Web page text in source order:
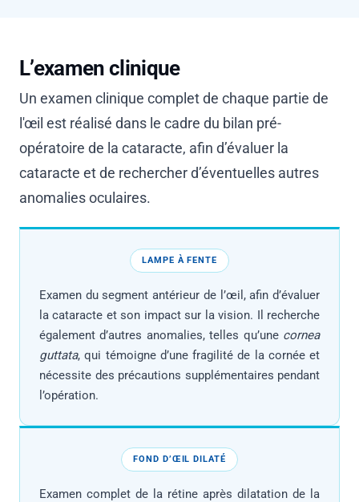
L’examen clinique
Un examen clinique complet de chaque partie de
l'œil est réalisé dans le cadre du bilan pré-
opératoire de la cataracte, afin d’évaluer la
cataracte et de rechercher d’éventuelles autres
anomalies oculaires.
LAMPE À FENTE
Examen du segment antérieur de l’œil, afin d’évaluer
la cataracte et son impact sur la vision. Il recherche
également d’autres anomalies, telles qu’une cornea
guttata, qui témoigne d’une fragilité de la cornée et
nécessite des précautions supplémentaires pendant
l’opération.
FOND D’ŒIL DILATÉ
Examen complet de la rétine après dilatation de la